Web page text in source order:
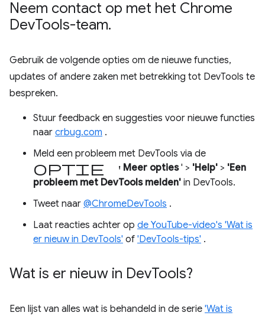
Neem contact op met het Chrome
DevTools-team.
Gebruik de volgende opties om de nieuwe functies,
updates of andere zaken met betrekking tot DevTools te
bespreken.
Stuur feedback en suggesties voor nieuwe functies
naar crbug.com .
Meld een probleem met DevTools via de
optie ' Meer opties' > 'Help' > 'Een
probleem met DevTools melden' in DevTools.
Tweet naar @ChromeDevTools .
Laat reacties achter op de YouTube-video's 'Wat is
er nieuw in DevTools' of 'DevTools-tips' .
Wat is er nieuw in DevTools?
Een lijst van alles wat is behandeld in de serie 'Wat is